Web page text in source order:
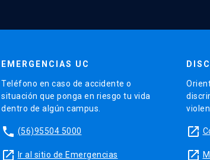
EMERGENCIAS UC
Teléfono en caso de accidente o
situación que ponga en riesgo tu vida
dentro de algún campus.
phone (56)95504 5000
launch Ir al sitio de Emergencias
launch
launch